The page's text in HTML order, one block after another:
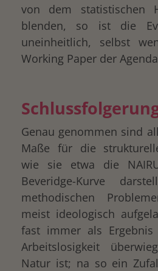
von dem statistischen
blenden, so ist die
uneinheitlich, selbst
Working Paper der
Genau genommen sind
Maße für die
wie sie etwa die
Beveridge-Kurve
methodischen
meist ideologisch
fast immer als
Arbeitslosigkeit
Natur ist; na so ein